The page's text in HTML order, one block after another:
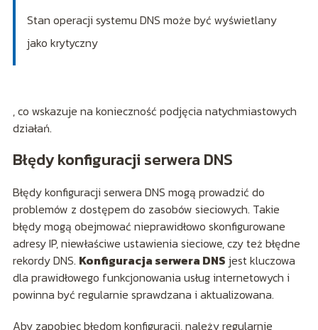
Stan operacji systemu DNS może być wyświetlany
jako krytyczny
, co wskazuje na konieczność podjęcia natychmiastowych
działań.
Błędy konfiguracji serwera DNS
Błędy konfiguracji serwera DNS mogą prowadzić do
problemów z dostępem do zasobów sieciowych. Takie
błędy mogą obejmować nieprawidłowo skonfigurowane
adresy IP, niewłaściwe ustawienia sieciowe, czy też błędne
rekordy DNS. Konfiguracja serwera DNS jest kluczowa
dla prawidłowego funkcjonowania usług internetowych i
powinna być regularnie sprawdzana i aktualizowana.
Aby zapobiec błędom konfiguracji, należy regularnie